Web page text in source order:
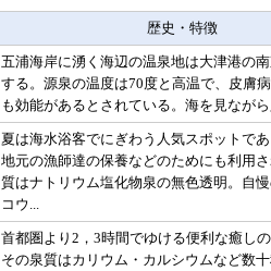
歴史・特徴
五浦海岸に湧く海辺の温泉地は大津港の
する。源泉の温度は70度と高温で、皮膚
も効能があるとされている。海を見なが
夏は海水浴客でにぎわう人気スポットで
地元の漁師達の保養などのためにも利用
質はナトリウム塩化物泉の無色透明。自
コウ...
首都圏より2，3時間でゆける便利な癒し
その泉質はカリウム・カルシウムなど数